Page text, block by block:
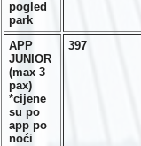
pogled
park
APP
JUNIOR
(max 3
pax)
*cijene
su po
app po
noći
397